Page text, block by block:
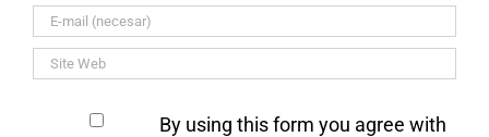
By using this form you agree with